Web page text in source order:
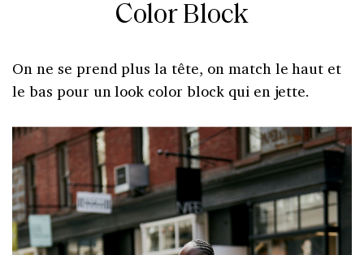
Color Block
On ne se prend plus la tête, on match le haut et
le bas pour un look color block qui en jette.